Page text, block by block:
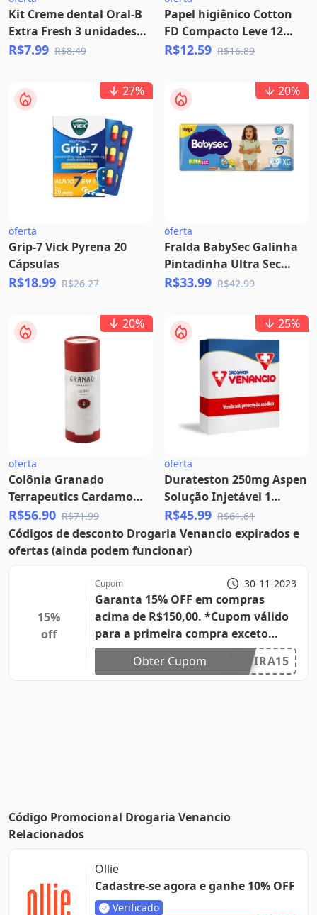
Kit Creme dental Oral-B
Extra Fresh 3 unidades
70g
R$7.99 R$8.49
Papel higiênico Cotton
FD Compacto Leve 12
Pague 11
R$12.59 R$16.89
27%
oferta
Grip-7 Vick Pyrena 20
Cápsulas
R$18.99 R$26.27
20%
oferta
Fralda BabySec Galinha
Pintadinha Ultra Sec
Mega XG 30 Unidades
R$33.99 R$42.99
20%
oferta
Colônia Granado
Terrapeutics Cardamomo
E Gengibre 230ml
R$56.90 R$71.99
25%
oferta
Durateston 250mg Aspen
Solução Injetável 1
Ampola 1ml
R$45.99 R$61.61
Códigos de desconto Drogaria Venancio expirados e
ofertas (ainda podem funcionar)
15%
off
Cupom 30-11-2023
Garanta 15% OFF em compras
acima de R$150,00. *Cupom válido
para a primeira compra exceto
medicamentos e fórmulas infantis.
Obter Cupom IRA15
Código Promocional Drogaria Venancio
Relacionados
Ollie
Cadastre-se agora e ganhe 10% OFF
Verificado